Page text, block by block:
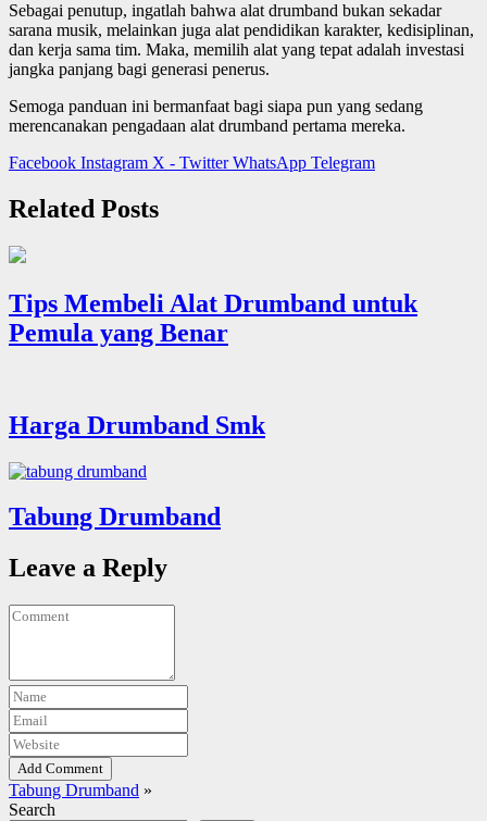
Sebagai penutup, ingatlah bahwa alat drumband bukan sekadar
sarana musik, melainkan juga alat pendidikan karakter, kedisiplinan,
dan kerja sama tim. Maka, memilih alat yang tepat adalah investasi
jangka panjang bagi generasi penerus.
Semoga panduan ini bermanfaat bagi siapa pun yang sedang
merencanakan pengadaan alat drumband pertama mereka.
Facebook Instagram X - Twitter WhatsApp Telegram
Related Posts
Tips Membeli Alat Drumband untuk
Pemula yang Benar
Harga Drumband Smk
Tabung Drumband
Leave a Reply
Add Comment
Tabung Drumband »
Search